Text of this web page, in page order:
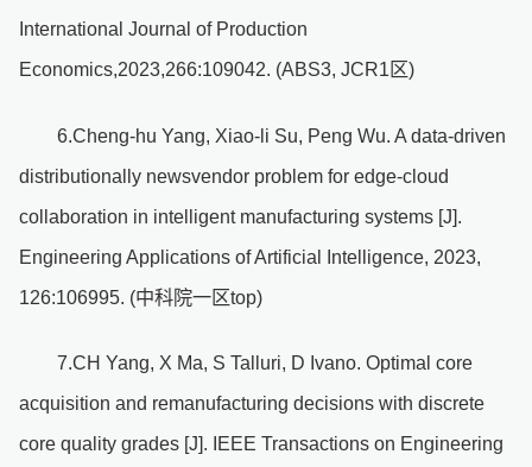
International Journal of Production
Economics,2023,266:109042. (ABS3, JCR1区)
6.Cheng-hu Yang, Xiao-li Su, Peng Wu. A data-driven
distributionally newsvendor problem for edge-cloud
collaboration in intelligent manufacturing systems [J].
Engineering Applications of Artificial Intelligence, 2023,
126:106995. (中科院一区top)
7.CH Yang, X Ma, S Talluri, D Ivano. Optimal core
acquisition and remanufacturing decisions with discrete
core quality grades [J]. IEEE Transactions on Engineering